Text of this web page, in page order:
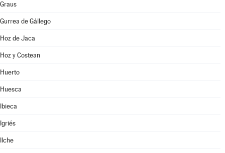
Graus
Gurrea de Gállego
Hoz de Jaca
Hoz y Costean
Huerto
Huesca
Ibieca
Igriés
Ilche